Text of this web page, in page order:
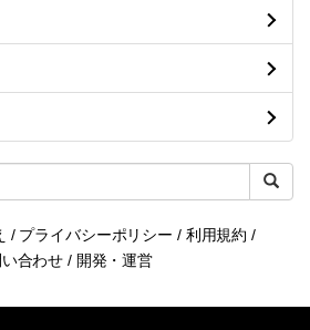
/ プライバシーポリシー / 利用規約 /
合わせ / 開発・運営